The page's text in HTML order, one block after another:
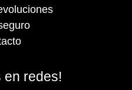
en redes!